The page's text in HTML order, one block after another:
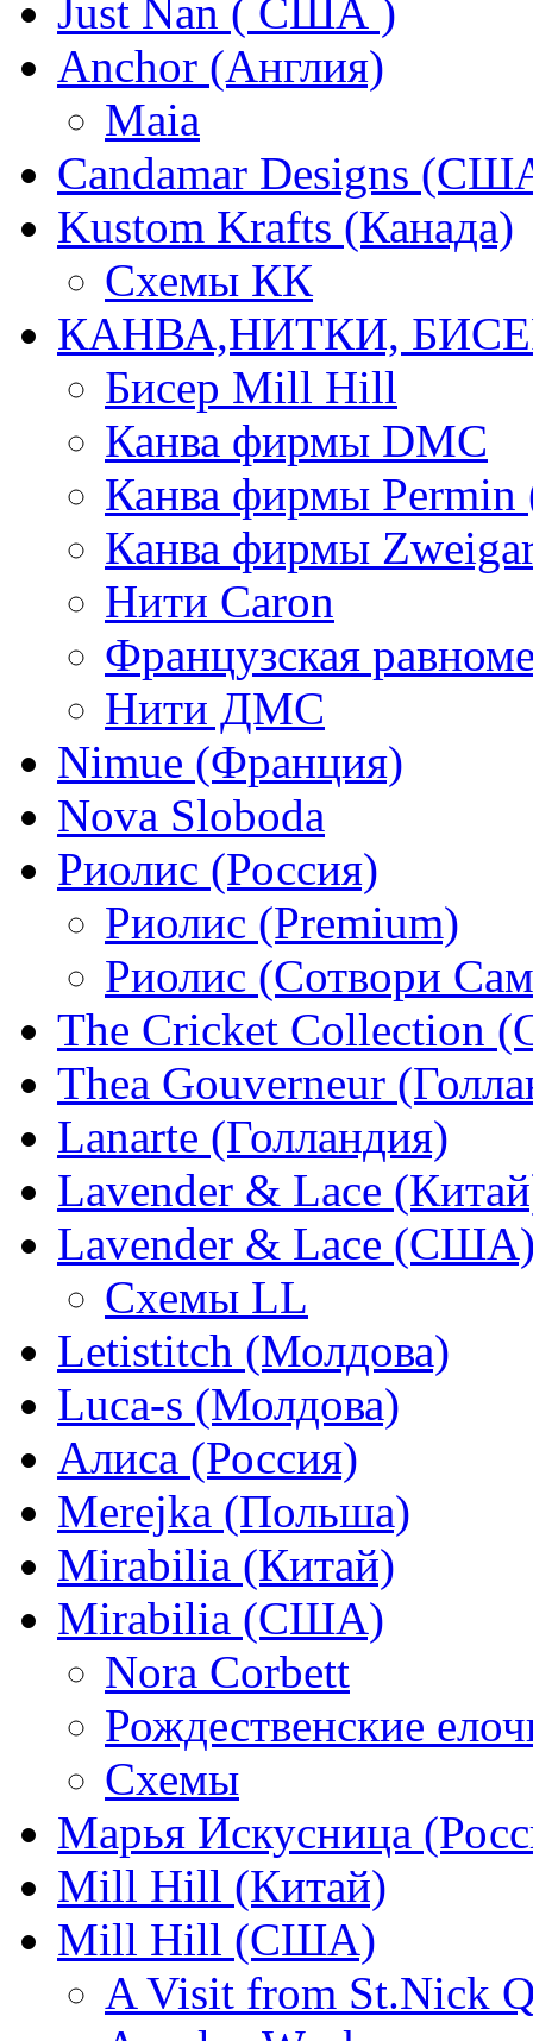
Just Nan ( США )
Anchor (Англия)
Maia
Candamar Designs
Kustom Krafts (Канада)
Схемы КК
КАНВА,НИТКИ,
Бисер Mill Hill
Канва фирмы DMC
Канва фирмы Permin
Канва фирмы
Нити Caron
Французская
Нити ДМС
Nimue (Франция)
Nova Sloboda
Риолис (Россия)
Риолис (Premium)
Риолис (Сотвори
The Cricket Collection
Thea Gouverneur
Lanarte (Голландия)
Lavender & Lace
Lavender & Lace
Схемы LL
Letistitch (Молдова)
Luca-s (Молдова)
Алиса (Россия)
Merejka (Польша)
Mirabilia (Китай)
Mirabilia (США)
Nora Corbett
Рождественские
Схемы
Марья Искусница
Mill Hill (Китай)
Mill Hill (США)
A Visit from St.Nick